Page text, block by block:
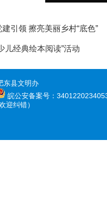
引领 擦亮美丽乡村“底色”
儿经典绘本阅读”活动
东县文明办
皖公安备案号：
迎纠错）